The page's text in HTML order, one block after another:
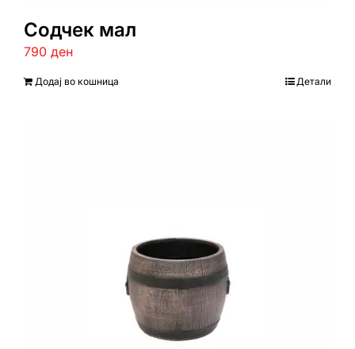
Содчек мал
790 ден
Додај во кошница Детали